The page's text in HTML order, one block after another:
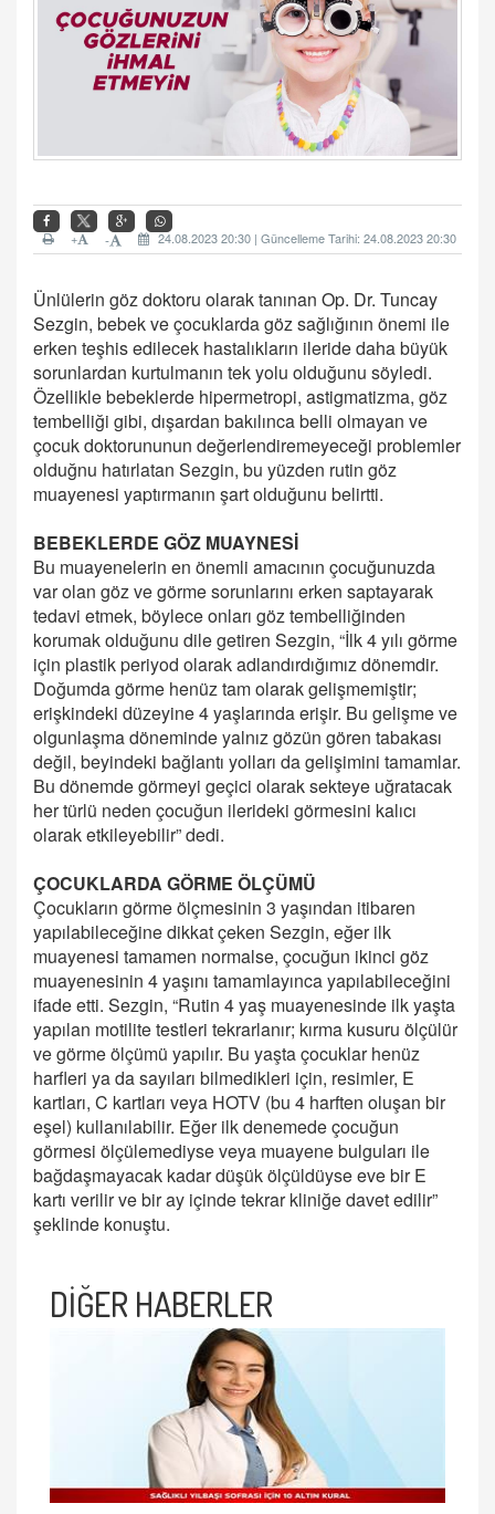
24.08.2023 20:30 | Güncelleme Tarihi: 24.08.2023 20:30
-
+
Ünlülerin göz doktoru olarak tanınan Op. Dr. Tuncay
Sezgin, bebek ve çocuklarda göz sağlığının önemi ile
erken teşhis edilecek hastalıkların ileride daha büyük
sorunlardan kurtulmanın tek yolu olduğunu söyledi.
Özellikle bebeklerde hipermetropi, astigmatizma, göz
tembelliği gibi, dışardan bakılınca belli olmayan ve
çocuk doktorununun değerlendiremeyeceği problemler
olduğnu hatırlatan Sezgin, bu yüzden rutin göz
muayenesi yaptırmanın şart olduğunu belirtti.
BEBEKLERDE GÖZ MUAYNESİ
Bu muayenelerin en önemli amacının çocuğunuzda
var olan göz ve görme sorunlarını erken saptayarak
tedavi etmek, böylece onları göz tembelliğinden
korumak olduğunu dile getiren Sezgin, “İlk 4 yılı görme
için plastik periyod olarak adlandırdığımız dönemdir.
Doğumda görme henüz tam olarak gelişmemiştir;
erişkindeki düzeyine 4 yaşlarında erişir. Bu gelişme ve
olgunlaşma döneminde yalnız gözün gören tabakası
değil, beyindeki bağlantı yolları da gelişimini tamamlar.
Bu dönemde görmeyi geçici olarak sekteye uğratacak
her türlü neden çocuğun ilerideki görmesini kalıcı
olarak etkileyebilir” dedi.
ÇOCUKLARDA GÖRME ÖLÇÜMÜ
Çocukların görme ölçmesinin 3 yaşından itibaren
yapılabileceğine dikkat çeken Sezgin, eğer ilk
muayenesi tamamen normalse, çocuğun ikinci göz
muayenesinin 4 yaşını tamamlayınca yapılabileceğini
ifade etti. Sezgin, “Rutin 4 yaş muayenesinde ilk yaşta
yapılan motilite testleri tekrarlanır; kırma kusuru ölçülür
ve görme ölçümü yapılır. Bu yaşta çocuklar henüz
harfleri ya da sayıları bilmedikleri için, resimler, E
kartları, C kartları veya HOTV (bu 4 harften oluşan bir
eşel) kullanılabilir. Eğer ilk denemede çocuğun
görmesi ölçülemediyse veya muayene bulguları ile
bağdaşmayacak kadar düşük ölçüldüyse eve bir E
kartı verilir ve bir ay içinde tekrar kliniğe davet edilir”
şeklinde konuştu.
DİĞER HABERLER